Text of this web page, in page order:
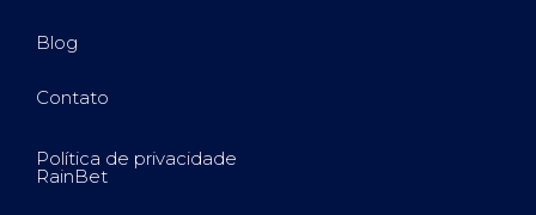
Blog
Contato
Política de privacidade
RainBet